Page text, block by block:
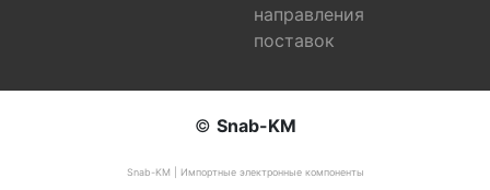
направления
поставок
© Snab-KM
Snab-KM | Импортные электронные компоненты